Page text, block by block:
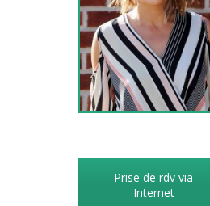
Prise de rdv via
Internet